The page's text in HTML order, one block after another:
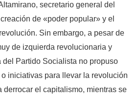
secretario general del
de «poder popular» y el
Sin embargo, a pesar de
de izquierda revolucionaria y
del Partido Socialista no propuso
iniciativas para llevar la revolución
derrocar el capitalismo, mientras se